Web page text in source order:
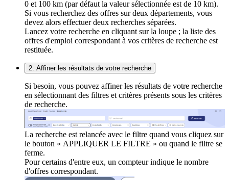
0 et 100 km (par défaut la valeur sélectionnée est de 10 km).
Si vous recherchez des offres sur deux départements, vous
devez alors effectuer deux recherches séparées.
Lancez votre recherche en cliquant sur la loupe ; la liste des
offres d'emploi correspondant à vos critères de recherche est
restituée.
2. Affiner les résultats de votre recherche
Si besoin, vous pouvez affiner les résultats de votre recherche
en sélectionnant des filtres et critères présents sous les critères
de recherche.
La recherche est relancée avec le filtre quand vous cliquez sur
le bouton « APPLIQUER LE FILTRE » ou quand le filtre se
ferme.
Pour certains d'entre eux, un compteur indique le nombre
d'offres correspondant.